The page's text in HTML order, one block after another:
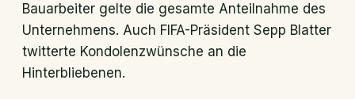
Bauarbeiter gelte die gesamte Anteilnahme des
Unternehmens. Auch FIFA-Präsident Sepp Blatter
twitterte Kondolenzwünsche an die
Hinterbliebenen.